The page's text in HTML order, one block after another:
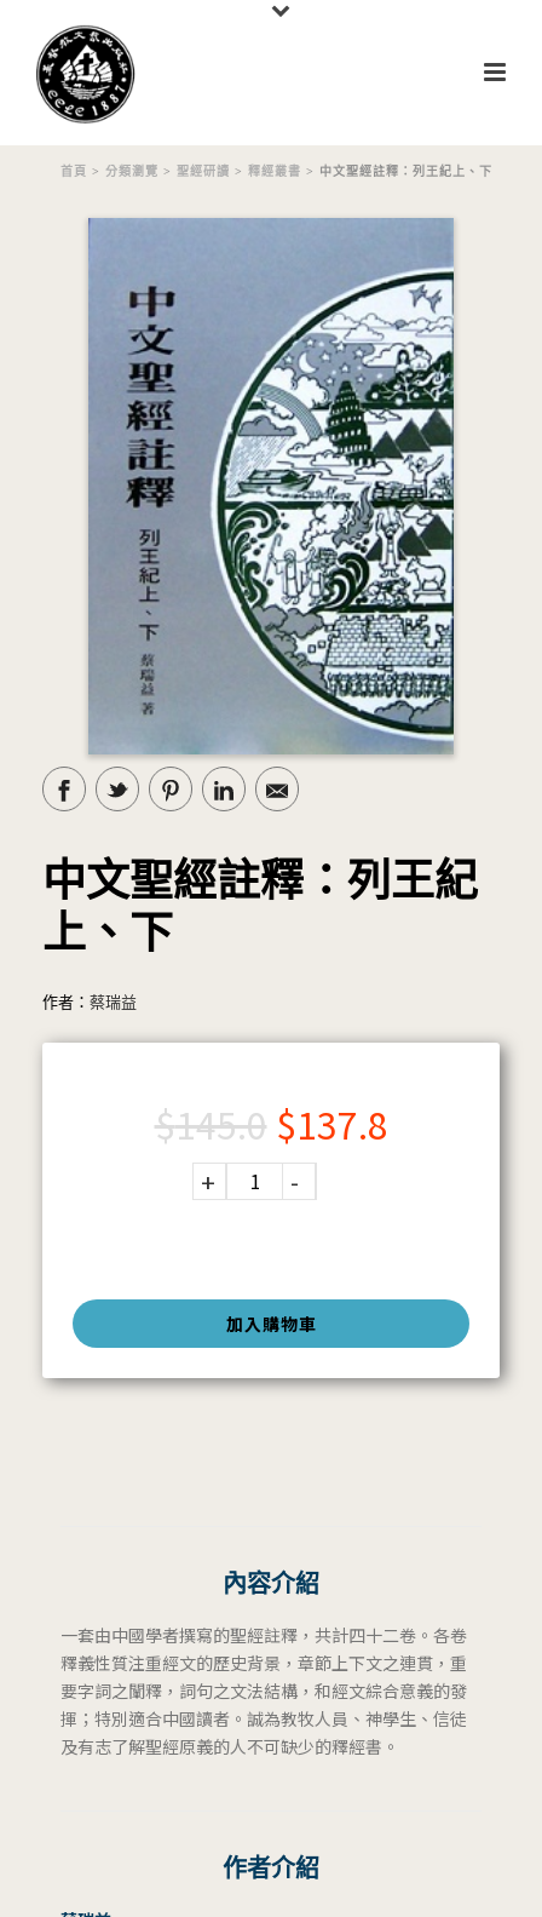
首頁 > 分類瀏覽 > 聖經研讀 > 釋經叢書 > 中文聖經註釋：列王紀上、下
中文聖經註釋：列王紀
上、下
作者： 蔡瑞益
加入購物車
$145.0 $137.8
內容介紹
一套由中國學者撰寫的聖經註釋，共計四十二卷。各卷
釋義性質注重經文的歷史背景，章節上下文之連貫，重
要字詞之闡釋，詞句之文法結構，和經文綜合意義的發
揮；特別適合中國讀者。誠為教牧人員、神學生、信徒
及有志了解聖經原義的人不可缺少的釋經書。
作者介紹